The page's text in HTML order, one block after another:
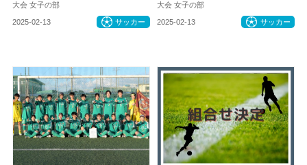
大会 女子の部
2025-02-13 サッカー
大会 女子の部
2025-02-13 サッカー